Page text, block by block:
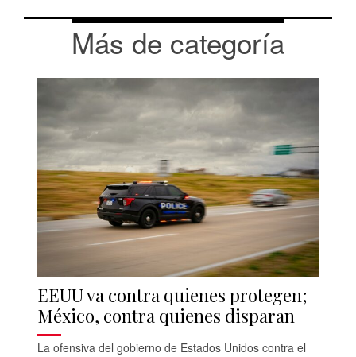
Más de categoría
EEUU va contra quienes protegen;
México, contra quienes disparan
La ofensiva del gobierno de Estados Unidos contra el